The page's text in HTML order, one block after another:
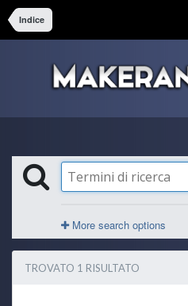
Indice
More search options
TROVATO 1 RISULTATO